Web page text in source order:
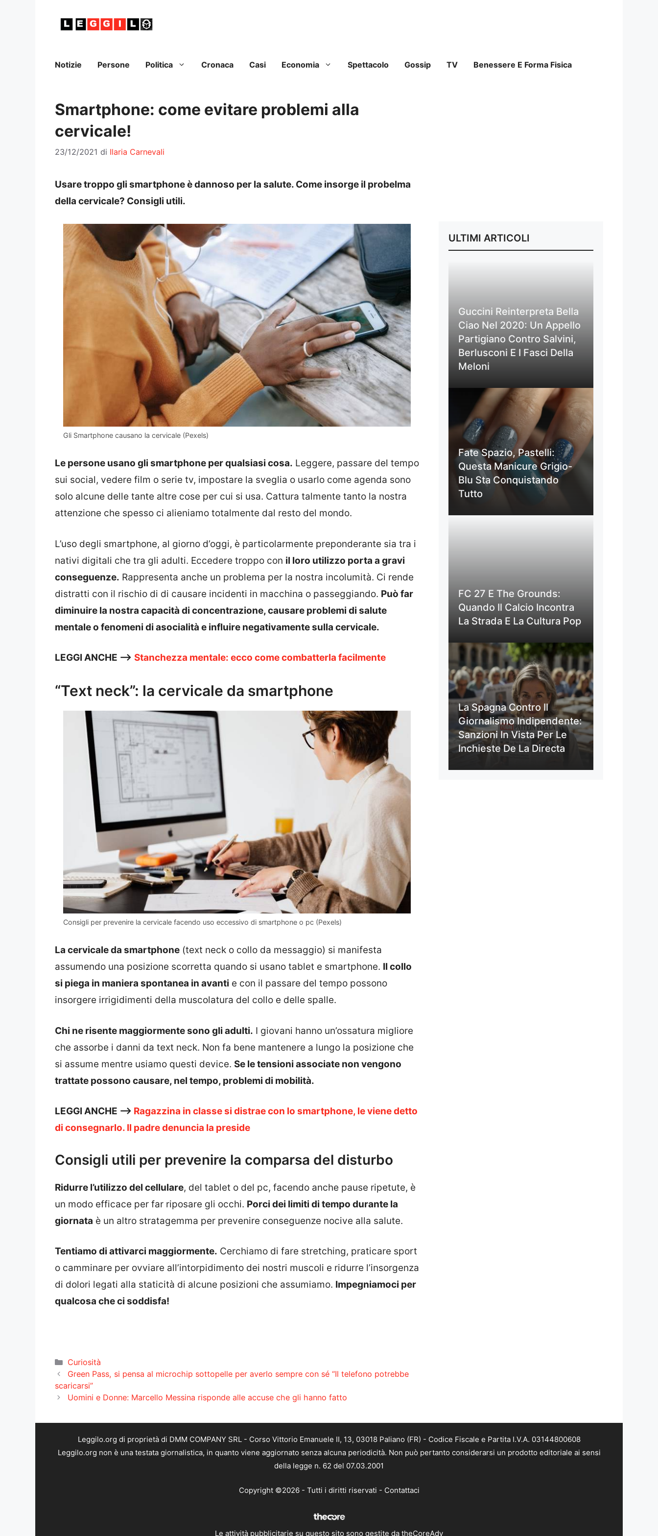
Notizie Persone Politica Cronaca Casi Economia Spettacolo Gossip TV Benessere E Forma Fisica
Smartphone: come evitare problemi alla
cervicale!
23/12/2021 di Ilaria Carnevali
Usare troppo gli smartphone è dannoso per la salute. Come insorge il probelma
della cervicale? Consigli utili.
Gli Smartphone causano la cervicale (Pexels)
Le persone usano gli smartphone per qualsiasi cosa. Leggere, passare del tempo
sui social, vedere film o serie tv, impostare la sveglia o usarlo come agenda sono
solo alcune delle tante altre cose per cui si usa. Cattura talmente tanto la nostra
attenzione che spesso ci alieniamo totalmente dal resto del mondo.
L’uso degli smartphone, al giorno d’oggi, è particolarmente preponderante sia tra i
nativi digitali che tra gli adulti. Eccedere troppo con il loro utilizzo porta a gravi
conseguenze. Rappresenta anche un problema per la nostra incolumità. Ci rende
distratti con il rischio di di causare incidenti in macchina o passeggiando. Può far
diminuire la nostra capacità di concentrazione, causare problemi di salute
mentale o fenomeni di asocialità e influire negativamente sulla cervicale.
LEGGI ANCHE —> Stanchezza mentale: ecco come combatterla facilmente
“Text neck”: la cervicale da smartphone
Consigli per prevenire la cervicale facendo uso eccessivo di smartphone o pc (Pexels)
La cervicale da smartphone (text neck o collo da messaggio) si manifesta
assumendo una posizione scorretta quando si usano tablet e smartphone. Il collo
si piega in maniera spontanea in avanti e con il passare del tempo possono
insorgere irrigidimenti della muscolatura del collo e delle spalle.
Chi ne risente maggiormente sono gli adulti. I giovani hanno un’ossatura migliore
che assorbe i danni da text neck. Non fa bene mantenere a lungo la posizione che
si assume mentre usiamo questi device. Se le tensioni associate non vengono
trattate possono causare, nel tempo, problemi di mobilità.
LEGGI ANCHE —> Ragazzina in classe si distrae con lo smartphone, le viene detto
di consegnarlo. Il padre denuncia la preside
Consigli utili per prevenire la comparsa del disturbo
Ridurre l’utilizzo del cellulare, del tablet o del pc, facendo anche pause ripetute, è
un modo efficace per far riposare gli occhi. Porci dei limiti di tempo durante la
giornata è un altro stratagemma per prevenire conseguenze nocive alla salute.
Tentiamo di attivarci maggiormente. Cerchiamo di fare stretching, praticare sport
o camminare per ovviare all’intorpidimento dei nostri muscoli e ridurre l’insorgenza
di dolori legati alla staticità di alcune posizioni che assumiamo. Impegniamoci per
qualcosa che ci soddisfa!
Categorie
Curiosità
Green Pass, si pensa al microchip sottopelle per averlo sempre con sé “Il telefono potrebbe
scaricarsi”
Uomini e Donne: Marcello Messina risponde alle accuse che gli hanno fatto
ULTIMI ARTICOLI
Guccini Reinterpreta Bella
Ciao Nel 2020: Un Appello
Partigiano Contro Salvini,
Berlusconi E I Fasci Della
Meloni
Fate Spazio, Pastelli:
Questa Manicure Grigio-
Blu Sta Conquistando
Tutto
FC 27 E The Grounds:
Quando Il Calcio Incontra
La Strada E La Cultura Pop
La Spagna Contro Il
Giornalismo Indipendente:
Sanzioni In Vista Per Le
Inchieste De La Directa
Leggilo.org di proprietà di DMM COMPANY SRL - Corso Vittorio Emanuele II, 13, 03018 Paliano (FR) - Codice Fiscale e Partita I.V.A. 03144800608
Leggilo.org non è una testata giornalistica, in quanto viene aggiornato senza alcuna periodicità. Non può pertanto considerarsi un prodotto editoriale ai sensi
della legge n. 62 del 07.03.2001
Copyright ©2026 - Tutti i diritti riservati - Contattaci
Le attività pubblicitarie su questo sito sono gestite da theCoreAdv